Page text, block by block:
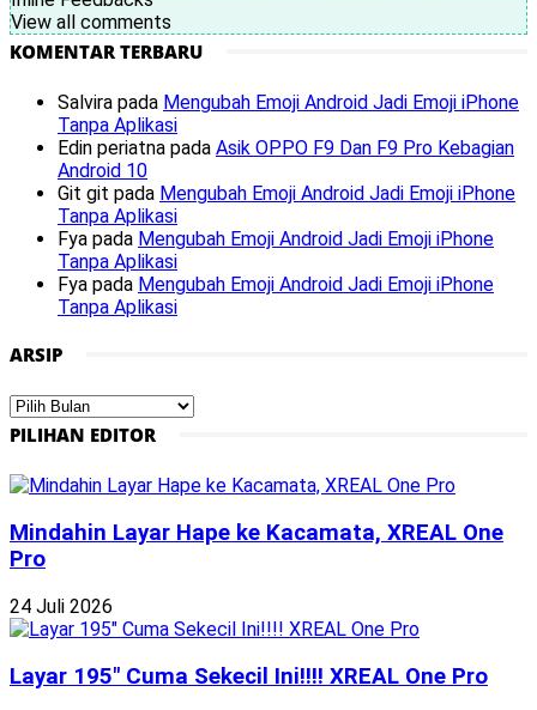
View all comments
KOMENTAR TERBARU
Salvira pada Mengubah Emoji Android Jadi Emoji iPhone
Tanpa Aplikasi
Edin periatna pada Asik OPPO F9 Dan F9 Pro Kebagian
Android 10
Git git pada Mengubah Emoji Android Jadi Emoji iPhone
Tanpa Aplikasi
Fya pada Mengubah Emoji Android Jadi Emoji iPhone
Tanpa Aplikasi
Fya pada Mengubah Emoji Android Jadi Emoji iPhone
Tanpa Aplikasi
ARSIP
Arsip
PILIHAN EDITOR
Mindahin Layar Hape ke Kacamata, XREAL One
Pro
24 Juli 2026
Layar 195″ Cuma Sekecil Ini!!!! XREAL One Pro